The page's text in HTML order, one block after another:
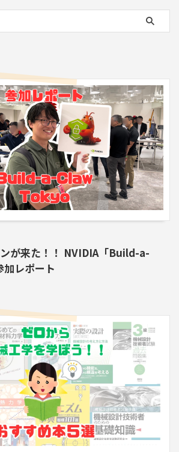
が来た！！ NVIDIA「Build-a-
レポート